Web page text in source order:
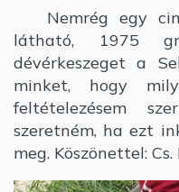
Nemrég egy
látható, 1975
dévérkeszeget a
minket, hogy
feltételezésem
szeretném, ha ezt
meg. Köszönettel: Cs.